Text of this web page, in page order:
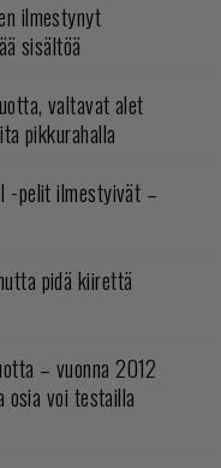
ilmestynyt
sisältöä
valtavat alet
pikkurahalla
-pelit ilmestyivät –
pidä kiirettä
– vuonna 2012
osia voi testailla